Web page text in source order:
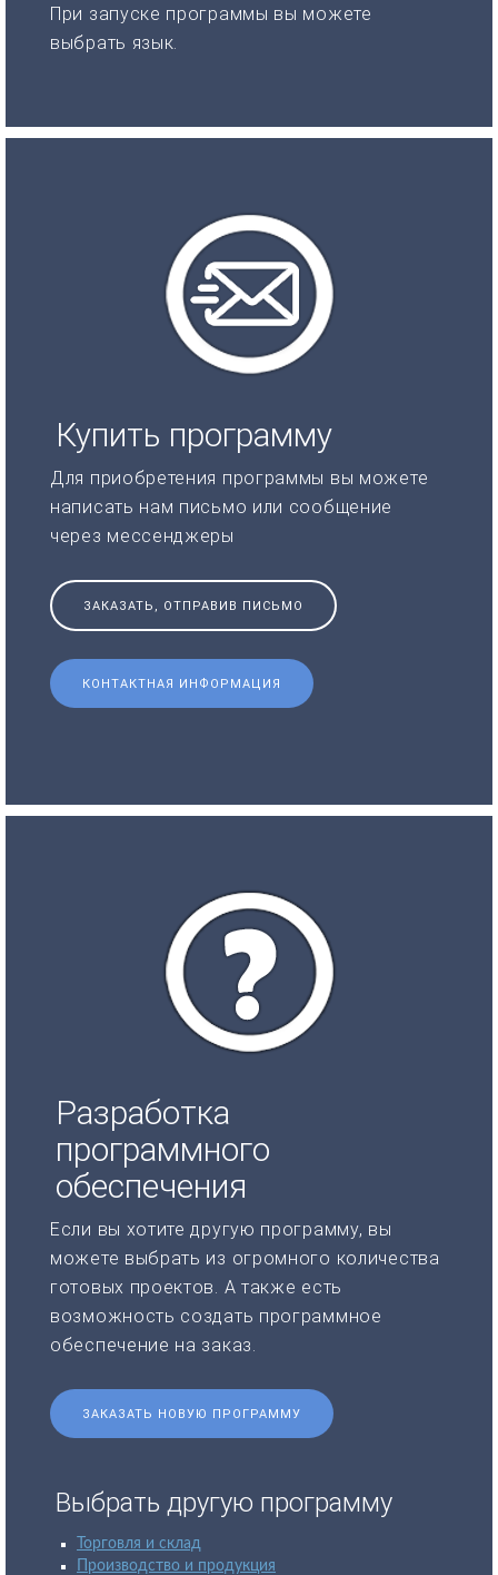
При запуске программы вы можете
выбрать язык.
Купить программу
Для приобретения программы вы можете
написать нам письмо или сообщение
через мессенджеры
ЗАКАЗАТЬ, ОТПРАВИВ ПИСЬМО
КОНТАКТНАЯ ИНФОРМАЦИЯ
Разработка
программного
обеспечения
Если вы хотите другую программу, вы
можете выбрать из огромного количества
готовых проектов. А также есть
возможность создать программное
обеспечение на заказ.
ЗАКАЗАТЬ НОВУЮ ПРОГРАММУ
Выбрать другую программу
Торговля и склад
Производство и продукция